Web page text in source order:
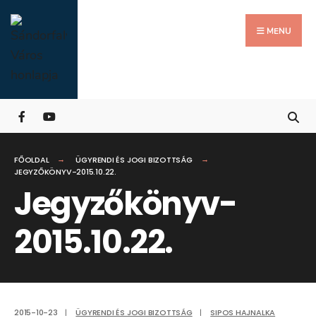
Skip
to
content
MENU
FŐOLDAL
ÜGYRENDI ÉS JOGI BIZOTTSÁG
JEGYZŐKÖNYV-2015.10.22.
Jegyzőkönyv-
2015.10.22.
2015-10-23 | ÜGYRENDI ÉS JOGI BIZOTTSÁG | SIPOS HAJNALKA
for:
Close